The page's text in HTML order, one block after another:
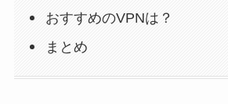
おすすめのVPNは？
まとめ